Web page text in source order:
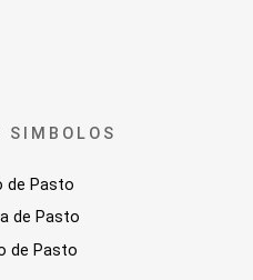
SIMBOLOS
de Pasto
de Pasto
de Pasto